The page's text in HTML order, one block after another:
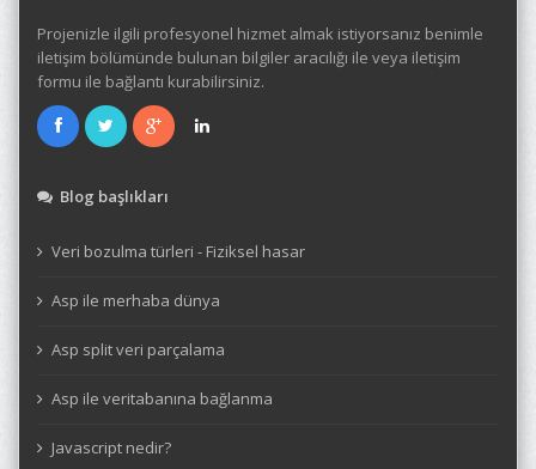
Projenizle ilgili profesyonel hizmet almak istiyorsanız benimle
iletişim bölümünde bulunan bilgiler aracılığı ile veya iletişim
formu ile bağlantı kurabilirsiniz.
Blog başlıkları
Veri bozulma türleri - Fiziksel hasar
Asp ile merhaba dünya
Asp split veri parçalama
Asp ile veritabanına bağlanma
Javascript nedir?